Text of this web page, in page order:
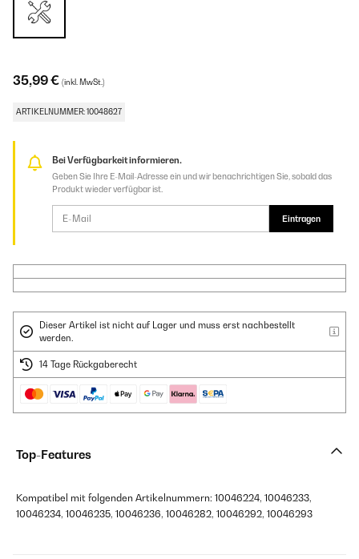
35,99 € (inkl. MwSt.)
ARTIKELNUMMER: 10048627
Bei Verfügbarkeit informieren.
Geben Sie Ihre E-Mail-Adresse ein und wir benachrichtigen Sie, sobald das
Produkt wieder verfügbar ist.
Eintragen
Dieser Artikel ist nicht auf Lager und muss erst nachbestellt
werden.
14 Tage Rückgaberecht
Top-Features
Kompatibel mit folgenden Artikelnummern: 10046224, 10046233,
10046234, 10046235, 10046236, 10046282, 10046292, 10046293